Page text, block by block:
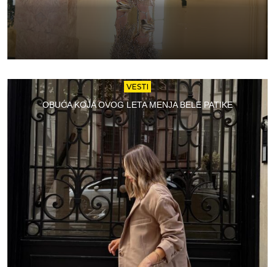
VESTI
OBUĆA KOJA OVOG LETA MENJA BELE PATIKE